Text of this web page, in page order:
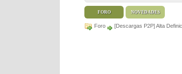
Foro [Descargas P2P] Alta
FORO NOVEDADES